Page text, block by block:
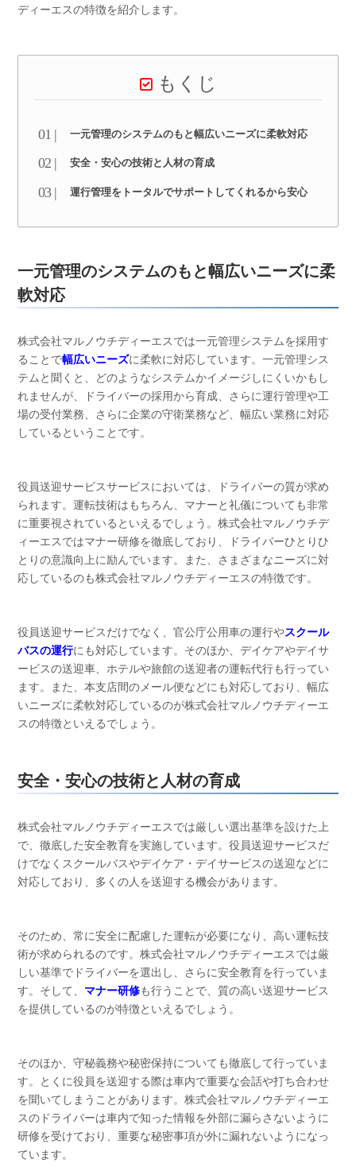
ディーエスの特徴を紹介します。
もくじ
一元管理のシステムのもと幅広いニーズに柔軟対応
安全・安心の技術と人材の育成
運行管理をトータルでサポートしてくれるから安心
一元管理のシステムのもと幅広いニーズに柔
軟対応
株式会社マルノウチディーエスでは一元管理システムを採用す
ることで幅広いニーズに柔軟に対応しています。一元管理シス
テムと聞くと、どのようなシステムかイメージしにくいかもし
れませんが、ドライバーの採用から育成、さらに運行管理や工
場の受付業務、さらに企業の守衛業務など、幅広い業務に対応
しているということです。
役員送迎サービスサービスにおいては、ドライバーの質が求め
られます。運転技術はもちろん、マナーと礼儀についても非常
に重要視されているといえるでしょう。株式会社マルノウチデ
ィーエスではマナー研修を徹底しており、ドライバーひとりひ
とりの意識向上に励んでいます。また、さまざまなニーズに対
応しているのも株式会社マルノウチディーエスの特徴です。
役員送迎サービスだけでなく、官公庁公用車の運行やスクール
バスの運行にも対応しています。そのほか、デイケアやデイサ
ービスの送迎車、ホテルや旅館の送迎者の運転代行も行ってい
ます。また、本支店間のメール便などにも対応しており、幅広
いニーズに柔軟対応しているのが株式会社マルノウチディーエ
スの特徴といえるでしょう。
安全・安心の技術と人材の育成
株式会社マルノウチディーエスでは厳しい選出基準を設けた上
で、徹底した安全教育を実施しています。役員送迎サービスだ
けでなくスクールバスやデイケア・デイサービスの送迎などに
対応しており、多くの人を送迎する機会があります。
そのため、常に安全に配慮した運転が必要になり、高い運転技
術が求められるのです。株式会社マルノウチディーエスでは厳
しい基準でドライバーを選出し、さらに安全教育を行っていま
す。そして、 マナー研修も行うことで、質の高い送迎サービス
を提供しているのが特徴といえるでしょう。
そのほか、守秘義務や秘密保持についても徹底して行っていま
す。とくに役員を送迎する際は車内で重要な会話や打ち合わせ
を聞いてしまうことがあります。株式会社マルノウチディーエ
スのドライバーは車内で知った情報を外部に漏らさないように
研修を受けており、重要な秘密事項が外に漏れないようになっ
ています。